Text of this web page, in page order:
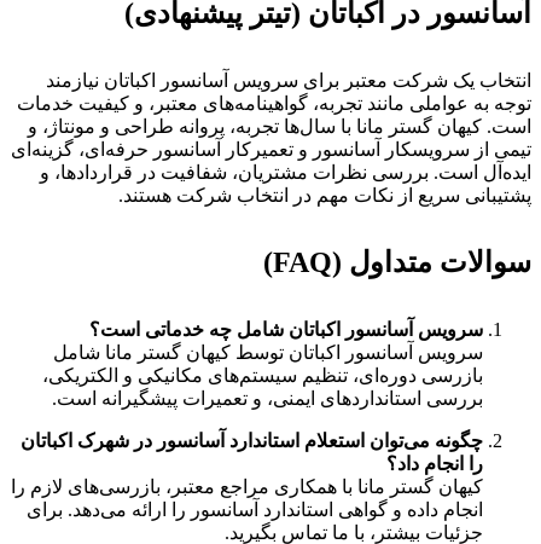
آسانسور در اکباتان (تیتر پیشنهادی)
انتخاب یک شرکت معتبر برای سرویس آسانسور اکباتان نیازمند
توجه به عواملی مانند تجربه، گواهینامه‌های معتبر، و کیفیت خدمات
است. کیهان گستر مانا با سال‌ها تجربه، پروانه طراحی و مونتاژ، و
تیمی از سرویسکار آسانسور و تعمیرکار آسانسور حرفه‌ای، گزینه‌ای
ایده‌آل است. بررسی نظرات مشتریان، شفافیت در قراردادها، و
پشتیبانی سریع از نکات مهم در انتخاب شرکت هستند.
سوالات متداول (FAQ)
سرویس آسانسور اکباتان شامل چه خدماتی است؟
سرویس آسانسور اکباتان توسط کیهان گستر مانا شامل
بازرسی دوره‌ای، تنظیم سیستم‌های مکانیکی و الکتریکی،
بررسی استانداردهای ایمنی، و تعمیرات پیشگیرانه است.
چگونه می‌توان استعلام استاندارد آسانسور در شهرک اکباتان
را انجام داد؟
کیهان گستر مانا با همکاری مراجع معتبر، بازرسی‌های لازم را
انجام داده و گواهی استاندارد آسانسور را ارائه می‌دهد. برای
جزئیات بیشتر، با ما تماس بگیرید.